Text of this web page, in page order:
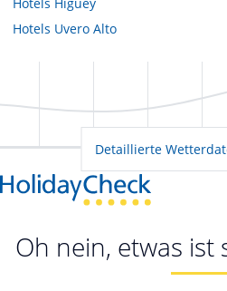
Hotels Uvero Alto
Detaillierte
Oh nein, etwas ist